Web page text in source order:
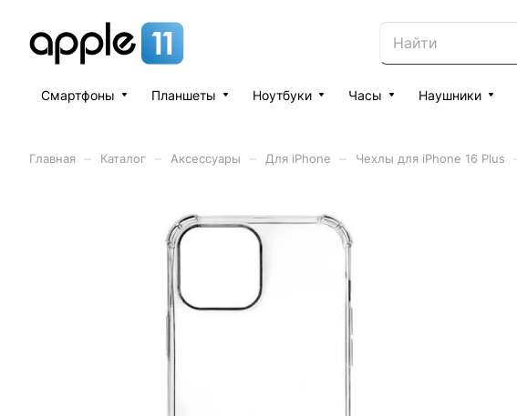
Смартфоны Планшеты Ноутбуки Часы Наушники
Главная Каталог Аксессуары Для iPhone Чехлы для iPhone 16 Plus